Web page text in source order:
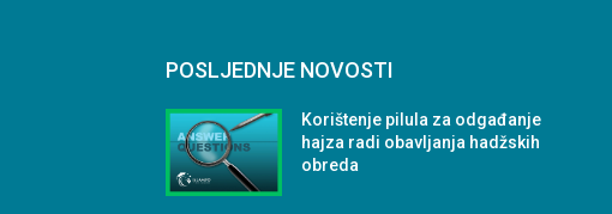
POSLJEDNJE NOVOSTI
Korištenje pilula za odgađanje
hajza radi obavljanja hadžskih
obreda